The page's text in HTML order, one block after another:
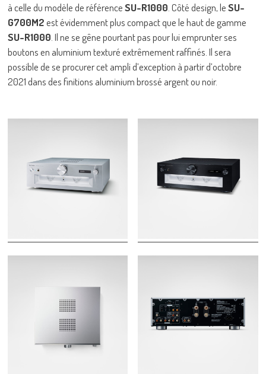
à celle du modèle de référenceSU-R1000. Côté design, leSU-
G700M2est évidemment plus compact que le haut de gamme
SU-R1000. Il ne se gêne pourtant pas pour lui emprunter ses
boutons en aluminium texturé extrêmement raffinés. Il sera
possible de se procurer cet ampli d’exception à partir d’octobre
2021 dans des finitions aluminium brossé argent ou noir.